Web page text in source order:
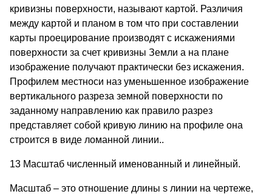
кривизны поверхности, называют картой. Различия
между картой и планом в том что при составлении
карты проецирование производят с искажениями
поверхности за счет кривизны Земли а на плане
изображение получают практически без искажения.
Профилем местноси наз уменьшенное изображение
вертикального разреза земной поверхности по
заданному направлению как правило разрез
представляет собой кривую линию на профиле она
строится в виде ломанной линии..
13 Масштаб численный именованный и линейный.
Масштаб – это отношение длины s линии на чертеже,